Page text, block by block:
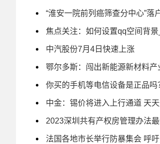
“淮安一院前列癌筛查分中心”落
焦点关注：如何设置qq空间背
中汽股份7月4日快速上涨
鄂尔多斯：闯出新能源新材料产
你买的手机等电信设备是正品吗
中金：锡价将进入上行通道 天
2023深圳共有产权房管理办法
法国各地市长举行防暴集会 呼